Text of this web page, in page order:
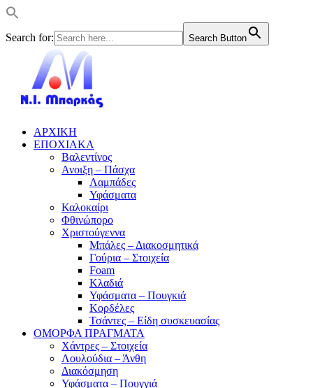
Search for: Search Button
ΑΡΧΙΚΗ
ΕΠΟΧΙΑΚΑ
Βαλεντίνος
Ανοιξη – Πάσχα
Λαμπάδες
Υφάσματα
Καλοκαίρι
Φθινώπορο
Χριστούγεννα
Μπάλες – Διακοσμητικά
Γούρια – Στοιχεία
Foam
Κλαδιά
Υφάσματα – Πουγκιά
Κορδέλες
Τσάντες – Είδη συσκευασίας
ΟΜΟΡΦΑ ΠΡΑΓΜΑΤΑ
Χάντρες – Στοιχεία
Λουλούδια – Άνθη
Διακόσμηση
Υφάσματα – Πουγγιά